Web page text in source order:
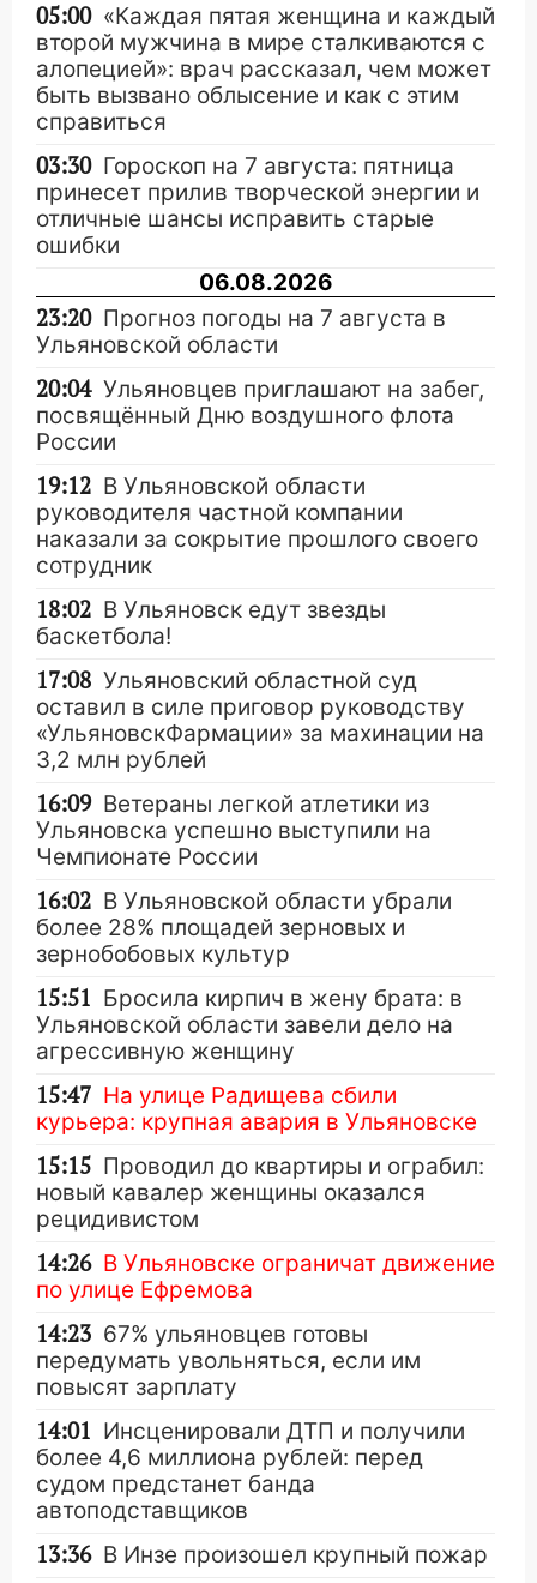
05:00 «Каждая пятая женщина и каждый
второй мужчина в мире сталкиваются с
алопецией»: врач рассказал, чем может
быть вызвано облысение и как с этим
справиться
03:30 Гороскоп на 7 августа: пятница
принесет прилив творческой энергии и
отличные шансы исправить старые
ошибки
06.08.2026
23:20 Прогноз погоды на 7 августа в
Ульяновской области
20:04 Ульяновцев приглашают на забег,
посвящённый Дню воздушного флота
России
19:12 В Ульяновской области
руководителя частной компании
наказали за сокрытие прошлого своего
сотрудник
18:02 В Ульяновск едут звезды
баскетбола!
17:08 Ульяновский областной суд
оставил в силе приговор руководству
«УльяновскФармации» за махинации на
3,2 млн рублей
16:09 Ветераны легкой атлетики из
Ульяновска успешно выступили на
Чемпионате России
16:02 В Ульяновской области убрали
более 28% площадей зерновых и
зернобобовых культур
15:51 Бросила кирпич в жену брата: в
Ульяновской области завели дело на
агрессивную женщину
15:47 На улице Радищева сбили
курьера: крупная авария в Ульяновске
15:15 Проводил до квартиры и ограбил:
новый кавалер женщины оказался
рецидивистом
14:26 В Ульяновске ограничат движение
по улице Ефремова
14:23 67% ульяновцев готовы
передумать увольняться, если им
повысят зарплату
14:01 Инсценировали ДТП и получили
более 4,6 миллиона рублей: перед
судом предстанет банда
автоподставщиков
13:36 В Инзе произошел крупный пожар